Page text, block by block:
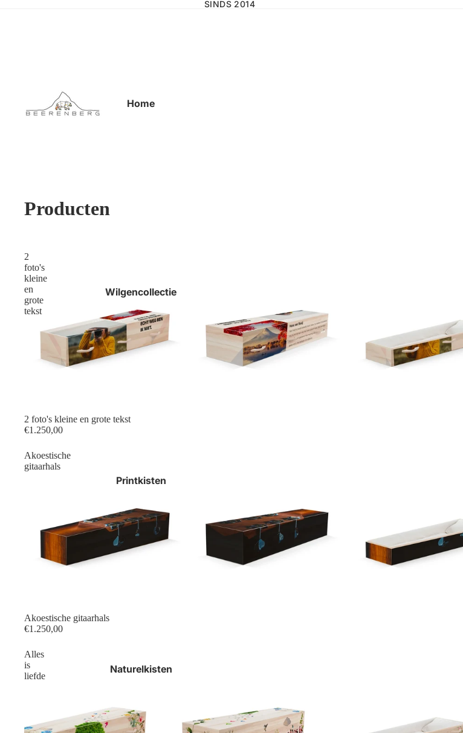
SINDS 2014
Home
Wilgencollectie
Printkisten
Naturelkisten
Producten
2
foto's
kleine
en
grote
tekst
2 foto's kleine en grote tekst
€1.250,00
Akoestische
gitaarhals
Akoestische gitaarhals
€1.250,00
Alles
is
liefde